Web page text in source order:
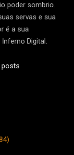
poder sombrio.
servas e sua
é a sua
Digital.
posts